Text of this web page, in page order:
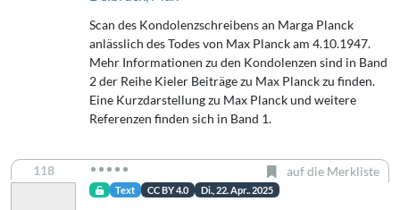
Scan des Kondolenzschreibens an Marga Planck
anlässlich des Todes von Max Planck am 4.10.1947.
Mehr Informationen zu den Kondolenzen sind in Band
2 der Reihe Kieler Beiträge zu Max Planck zu finden.
Eine Kurzdarstellung zu Max Planck und weitere
Referenzen finden sich in Band 1.
118 auf die Merkliste
Text CC BY 4.0 Di., 22. Apr.. 2025